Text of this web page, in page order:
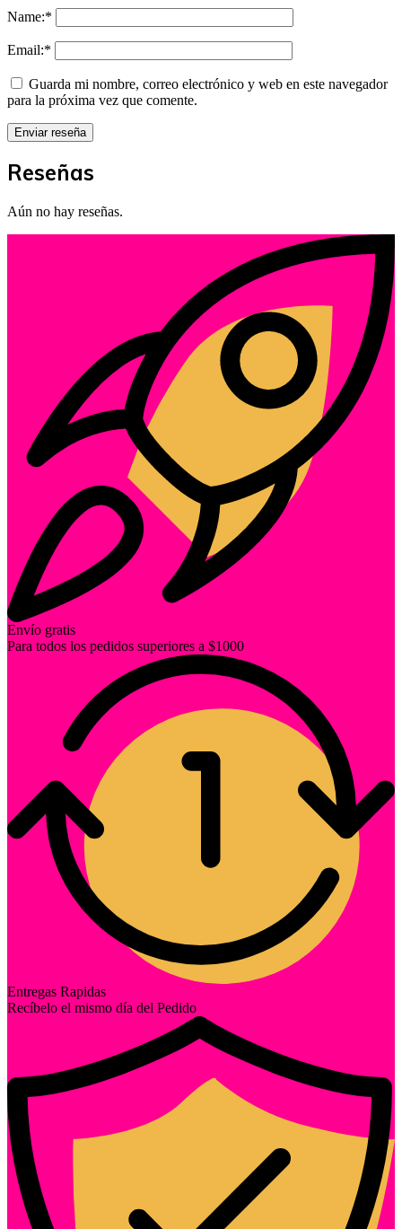
Name:*
Email:*
Guarda mi nombre, correo electrónico y web en este navegador
para la próxima vez que comente.
Reseñas
Aún no hay reseñas.
Envío gratis
Para todos los pedidos superiores a $1000
Entregas Rapidas
Recíbelo el mismo día del Pedido